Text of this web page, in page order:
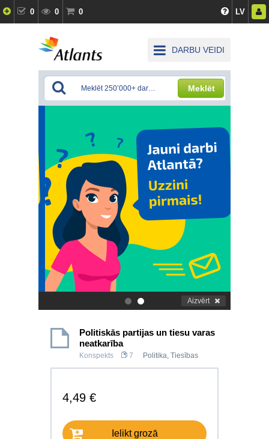
0 0 0 LV
DARBU VEIDI
Meklēt
. Aizvērt
Politiskās partijas un tiesu varas
neatkarība
Konspekts 7 Politika, Tiesības
4,49 €
Ielikt grozā